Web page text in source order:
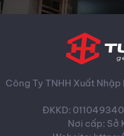
Công Ty TNHH Xuất
ĐKKD:
Nơi cấp: Sở